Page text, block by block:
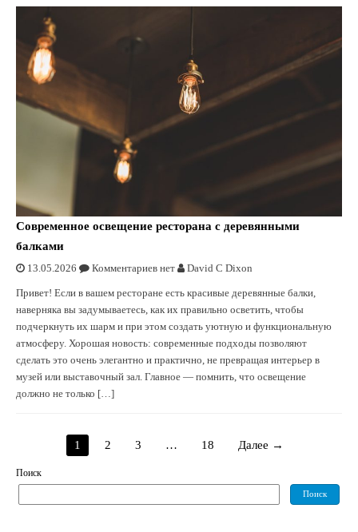
Современное освещение ресторана с деревянными
балками
13.05.2026 Комментариев нет David C Dixon
Привет! Если в вашем ресторане есть красивые деревянные балки,
наверняка вы задумываетесь, как их правильно осветить, чтобы
подчеркнуть их шарм и при этом создать уютную и функциональную
атмосферу. Хорошая новость: современные подходы позволяют
сделать это очень элегантно и практично, не превращая интерьер в
музей или выставочный зал. Главное — помнить, что освещение
должно не только […]
1 2 3 … 18 Далее →
Поиск
Поиск